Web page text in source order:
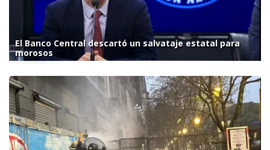
El Banco Central descartó un salvataje estatal para
morosos